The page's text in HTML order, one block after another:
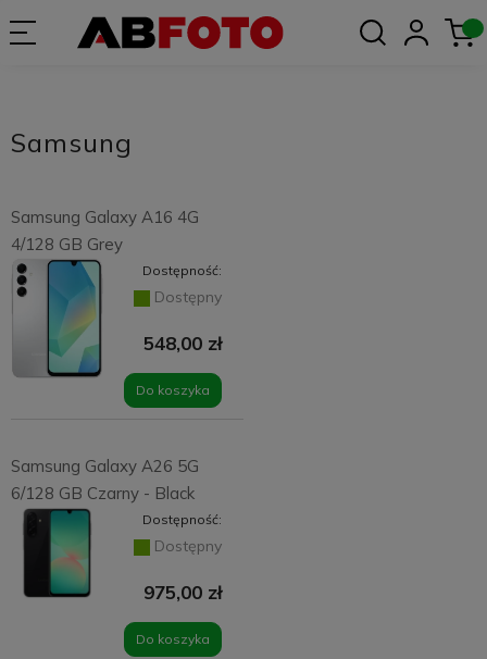
Samsung
Samsung Galaxy A16 4G
4/128 GB Grey
Dostępność:
Dostępny
548,00 zł
Do koszyka
Samsung Galaxy A26 5G
6/128 GB Czarny - Black
Dostępność:
Dostępny
975,00 zł
Do koszyka